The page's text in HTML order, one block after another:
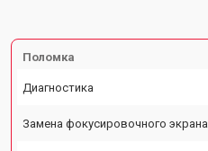
Поломка
Диагностика
Замена фокусировочного экрана